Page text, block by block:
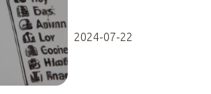
2024-07-22